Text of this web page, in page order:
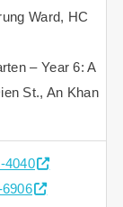
Ward, HC
– Year 6: A
St., An Khan
4040